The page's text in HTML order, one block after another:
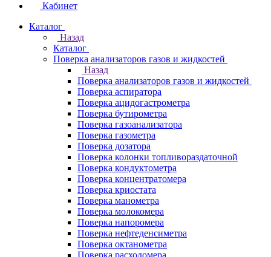
Кабинет
Каталог
Назад
Каталог
Поверка анализаторов газов и жидкостей
Назад
Поверка анализаторов газов и жидкостей
Поверка аспиратора
Поверка ацидогастрометра
Поверка бутирометра
Поверка газоанализатора
Поверка газометра
Поверка дозатора
Поверка колонки топливораздаточной
Поверка кондуктометра
Поверка концентратомера
Поверка криостата
Поверка манометра
Поверка молокомера
Поверка напоромера
Поверка нефтеденсиметра
Поверка октанометра
Поверка расходомера